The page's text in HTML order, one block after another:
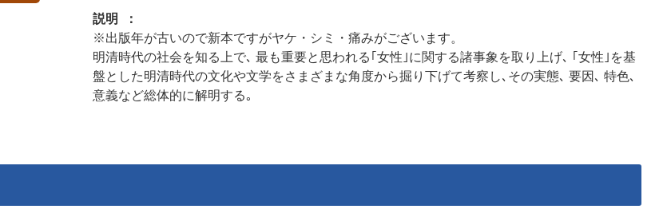
説明
※出版年が古いので新本ですがヤケ・シミ・痛みがございます。
明清時代の社会を知る上で､ 最も重要と思われる｢女性｣に関する諸事象を取り上げ､ ｢女性｣を基
盤とした明清時代の文化や文学をさまざまな角度から掘り下げて考察し､その実態､ 要因､ 特色､
意義など総体的に解明する｡